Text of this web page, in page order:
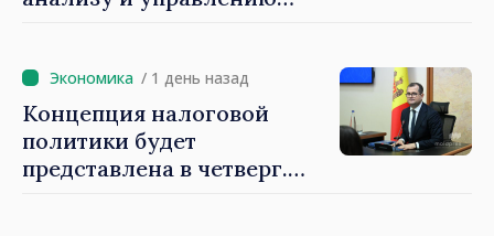
Методология утверждена
правительством
/ 1 день назад
Концепция налоговой
политики будет
представлена в четверг.